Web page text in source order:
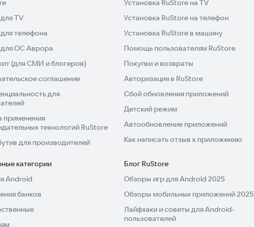
TV
телефона
для ОС Аврора
(для СМИ и блогеров)
соглашение
для
применения
технологий RuStore
для производителей
Установка RuStore на TV
Установка RuStore на телефон
Установка RuStore в машину
Помощь пользователям RuStore
Покупки и возвраты
Авторизация в RuStore
Сбой обновления приложений
Детский режим
Автообновление приложений
Как написать отзыв к приложению
категории
Android
банков
Блог RuStore
Обзоры игр для Android 2025
Обзоры мобильных приложений 2025
Лайфхаки и советы для Android-
пользователей